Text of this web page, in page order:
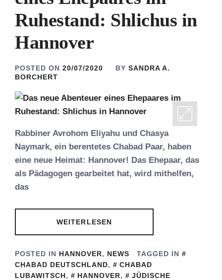
Ruhestand: Shlichus in
Hannover
POSTED ON 20/07/2020 BY SANDRA A.
BORCHERT
Rabbiner Avrohom Eliyahu und Chasya
Naymark, ein berentetes Chabad Paar, haben
eine neue Heimat: Hannover! Das Ehepaar, das
als Pädagogen gearbeitet hat, wird mithelfen,
das
WEITERLESEN
POSTED IN HANNOVER, NEWS
TAGGED IN
CHABAD DEUTSCHLAND,
CHABAD
LUBAWITSCH, HANNOVER,
JÜDISCHE